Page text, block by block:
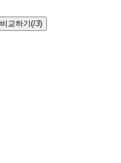
비교하기(/3)